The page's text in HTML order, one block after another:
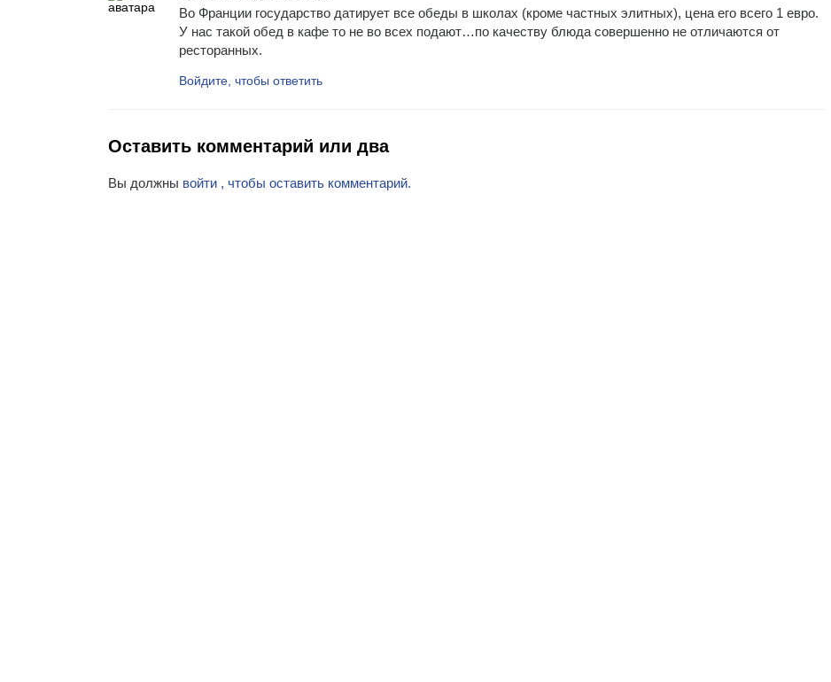
Во Франции государство датирует все обеды в школах (кроме частных элитных), цена его всего 1 евро.
У нас такой обед в кафе то не во всех подают…по качеству блюда совершенно не отличаются от
ресторанных.
Войдите, чтобы ответить
Оставить комментарий или два
Вы должны войти , чтобы оставить комментарий.